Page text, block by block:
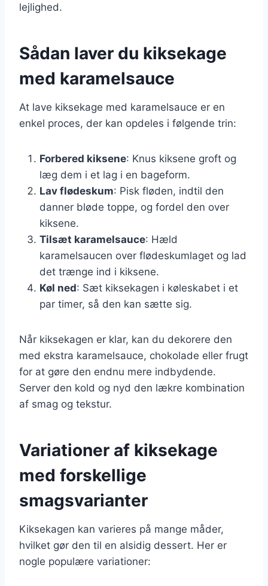
lejlighed.
Sådan laver du kiksekage
med karamelsauce
At lave kiksekage med karamelsauce er en
enkel proces, der kan opdeles i følgende trin:
Forbered kiksene: Knus kiksene groft og
læg dem i et lag i en bageform.
Lav flødeskum: Pisk fløden, indtil den
danner bløde toppe, og fordel den over
kiksene.
Tilsæt karamelsauce: Hæld
karamelsaucen over flødeskumlaget og lad
det trænge ind i kiksene.
Køl ned: Sæt kiksekagen i køleskabet i et
par timer, så den kan sætte sig.
Når kiksekagen er klar, kan du dekorere den
med ekstra karamelsauce, chokolade eller frugt
for at gøre den endnu mere indbydende.
Server den kold og nyd den lækre kombination
af smag og tekstur.
Variationer af kiksekage
med forskellige
smagsvarianter
Kiksekagen kan varieres på mange måder,
hvilket gør den til en alsidig dessert. Her er
nogle populære variationer: